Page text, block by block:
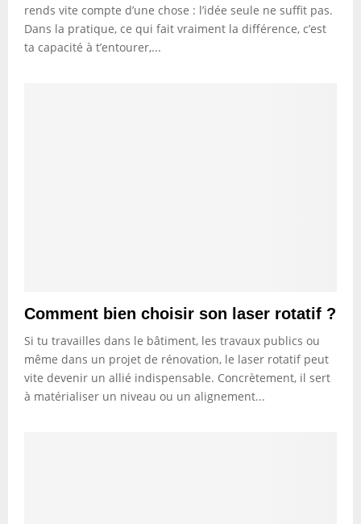
rends vite compte d’une chose : l’idée seule ne suffit pas.
Dans la pratique, ce qui fait vraiment la différence, c’est
ta capacité à t’entourer,...
Comment bien choisir son laser rotatif ?
Si tu travailles dans le bâtiment, les travaux publics ou
même dans un projet de rénovation, le laser rotatif peut
vite devenir un allié indispensable. Concrètement, il sert
à matérialiser un niveau ou un alignement...